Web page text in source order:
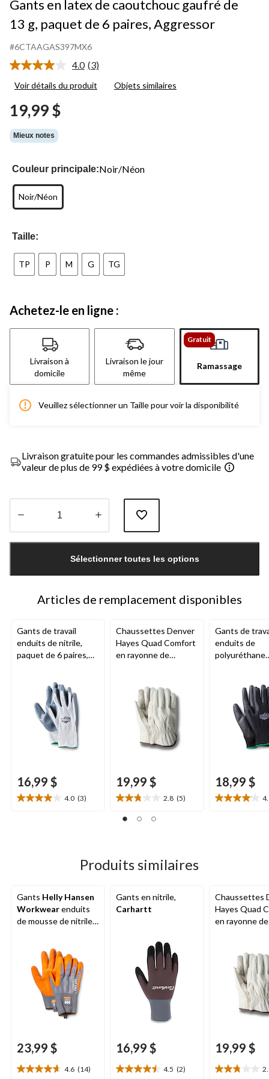
Gants en latex de caoutchouc gaufré de
13 g, paquet de 6 paires, Aggressor
#6CTAAGAS397MX6
4.0 Lire
3
(3)
Voir détails du produit Objets similaires
19,99 $
Mieux notes
Couleur principale:Noir/Néon
Noir/Néon
Taille:
TP P M G TG
Achetez-le en ligne :
Livraison à
domicile
Livraison le jour
même
Gratuit
Ramassage
Veuillez sélectionner un Taille pour voir la disponibilité
Livraison gratuite pour les commandes admissibles d'une
valeur de plus de 99 $ expédiées à votre domicile
jour
Sélectionner toutes les options
Articles de remplacement disponibles
Gants de travail
enduits de nitrile,
paquet de 6 paires,
16,99 $
4.0 (3)
4.0
Chaussettes Denver
Hayes Quad Comfort
en rayonne de
2 paires
19,99 $
2.8 (5)
2.8
étoile(s)
évaluations
Gants de
enduits de
polyuréthane
6 paires,
18,99 $
4.1
Produits similaires
Gants Helly Hansen
Workwearenduits
de mousse de nitrile à
23,99 $
4.6 (14)
4.6
Gants en nitrile,
Carhartt
16,99 $
4.5 (2)
4.5
Chaussettes
Hayes Quad
en rayonne de
2 paires
19,99 $
2.8